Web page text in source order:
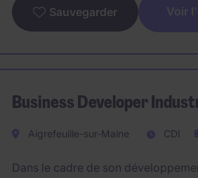
Sauvegarder Voir
Business Developer
Aigrefeuille-sur-Maine CDI
Dans le cadre de son